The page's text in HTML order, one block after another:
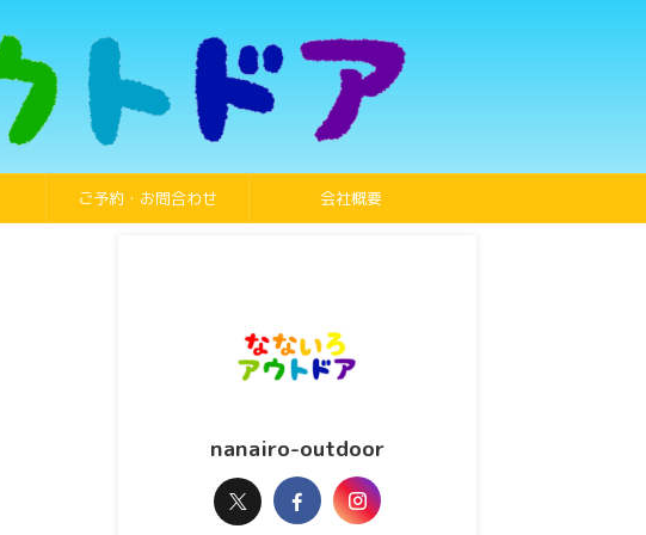
ご予約・お問合わせ 会社概要
nanairo-outdoor